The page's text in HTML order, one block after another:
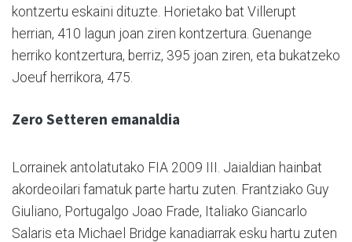
kontzertu eskaini dituzte. Horietako bat Villerupt
herrian, 410 lagun joan ziren kontzertura. Guenange
herriko kontzertura, berriz, 395 joan ziren, eta bukatzeko
Joeuf herrikora, 475.
Zero Setteren emanaldia
Lorrainek antolatutako FIA 2009 III. Jaialdian hainbat
akordeoilari famatuk parte hartu zuten. Frantziako Guy
Giuliano, Portugalgo Joao Frade, Italiako Giancarlo
Salaris eta Michael Bridge kanadiarrak esku hartu zuten